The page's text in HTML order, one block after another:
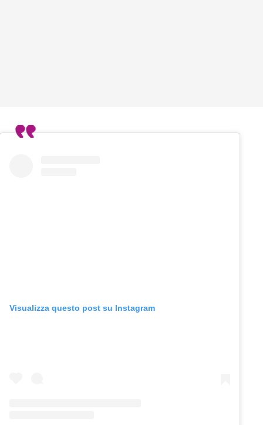
Visualizza questo post su Instagram